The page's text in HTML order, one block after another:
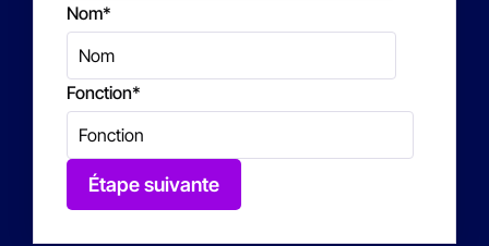
Nom*
Fonction*
Étape suivante